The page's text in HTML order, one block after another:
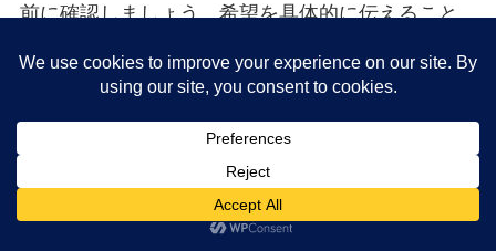
前に確認しましょう。希望を具体的に伝えること